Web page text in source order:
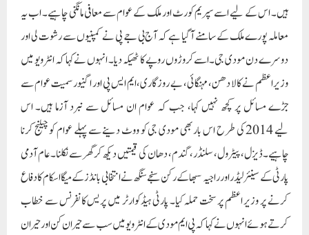
ہیں۔ اس کے لیے اسے سپریم کورٹ اور ملک کے عوام سے معافی مانگنی چاہیے۔ اب یہ
معاملہ پورے ملک کے سامنے آ گیا ہے کہ آج بی جے پی نے کمپنیوں سے رشوت لی اور
دوسرے دن مودی جی۔اسے کروڑوں روپے کا ٹھیکہ دیا۔ انہوں نے کہا کہ انٹرویو میں
وزیراعظم نے کالا دھن، مہنگائی، بے روزگاری، ایم ایس پی اور اگنیور سمیت عوام سے
جڑے مسائل پر کچھ نہیں کہا، جب کہ عوام ان مسائل سے نبرد آزما ہیں۔ اس
لیے 2014 کی طرح اس بار بھی مودی جی کو ووٹ دینے سے پہلے عوام کو چیلنج کرنا
چاہیے۔ڈیزل، پیٹرول، سلنڈر، گندم، دھان کی قیمتیں دیکھ کر گھر سے نکلنا۔عام آدمی
پارٹی کے سینئر لیڈر اور راجیہ سبھا کے رکن سنجے سنگھ نے انتخابی بانڈز کے میگا اسکام کا دفاع
کرنے پر وزیر اعظم پر سخت حملہ کیا۔ پارٹی ہیڈکوارٹر میں پریس کانفرنس سے خطاب
کرتے ہوئے انہوں نے کہا کہ پی ایم مودی کے انٹرویو میں سب سے حیران کن اور حیران